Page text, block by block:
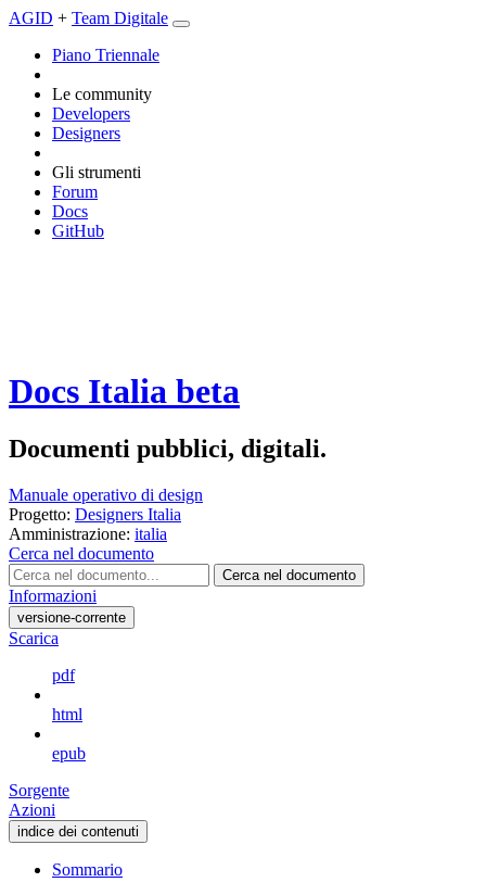
AGID + Team Digitale
Piano Triennale
Le community
Developers
Designers
Gli strumenti
Forum
Docs
GitHub
Docs Italia beta
Documenti pubblici, digitali.
Manuale operativo di design
Progetto: Designers Italia
Amministrazione: italia
Cerca nel documento
Cerca nel documento
Informazioni
versione-corrente
Scarica
pdf
html
epub
Sorgente
Azioni
indice dei contenuti
Sommario